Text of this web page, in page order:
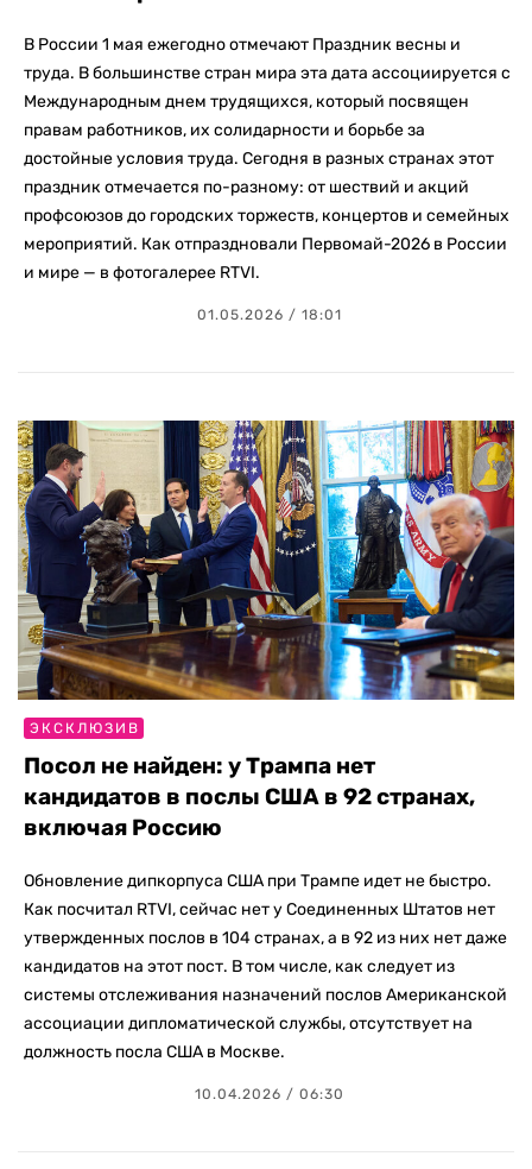
В России 1 мая ежегодно отмечают Праздник весны и
труда. В большинстве стран мира эта дата ассоциируется с
Международным днем трудящихся, который посвящен
правам работников, их солидарности и борьбе за
достойные условия труда. Сегодня в разных странах этот
праздник отмечается по-разному: от шествий и акций
профсоюзов до городских торжеств, концертов и семейных
мероприятий. Как отпраздновали Первомай-2026 в России
и мире — в фотогалерее RTVI.
01.05.2026 / 18:01
ЭКСКЛЮЗИВ
Посол не найден: у Трампа нет
кандидатов в послы США в 92 странах,
включая Россию
Обновление дипкорпуса США при Трампе идет не быстро.
Как посчитал RTVI, сейчас нет у Соединенных Штатов нет
утвержденных послов в 104 странах, а в 92 из них нет даже
кандидатов на этот пост. В том числе, как следует из
системы отслеживания назначений послов Американской
ассоциации дипломатической службы, отсутствует на
должность посла США в Москве.
10.04.2026 / 06:30